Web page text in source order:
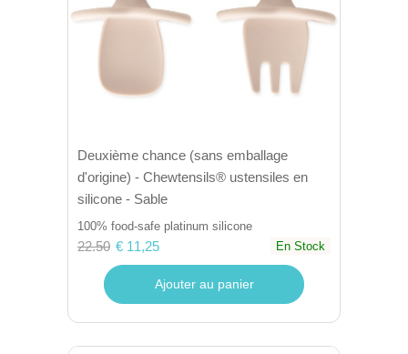
Deuxième chance (sans emballage
d'origine) - Chewtensils® ustensiles en
silicone - Sable
100% food-safe platinum silicone
22.50 € 11,25 En Stock
Ajouter au panier